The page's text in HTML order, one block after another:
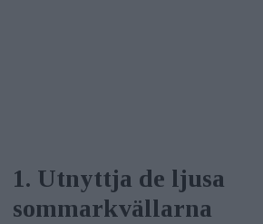
1. Utnyttja de ljusa
sommarkvällarna